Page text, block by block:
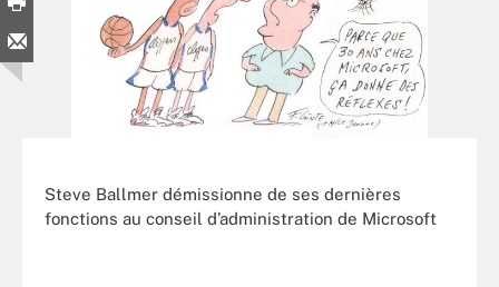
Steve Ballmer démissionne de ses dernières
fonctions au conseil d’administration de Microsoft